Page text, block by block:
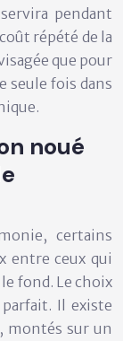
pendant
répété de la
que pour
seule fois dans
noué
certains
entre ceux qui
fond. Le choix
Il existe
montés sur un